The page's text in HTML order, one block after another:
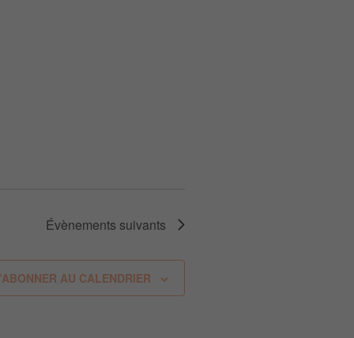
Évènements suivants
AU CALENDRIER